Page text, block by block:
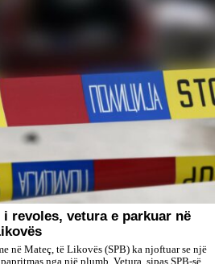
revoles, vetura e parkuar në
në Mateç, të Likovës (SPB) ka njoftuar se një
nga një plumb. Vetura, sipas SPB-së,